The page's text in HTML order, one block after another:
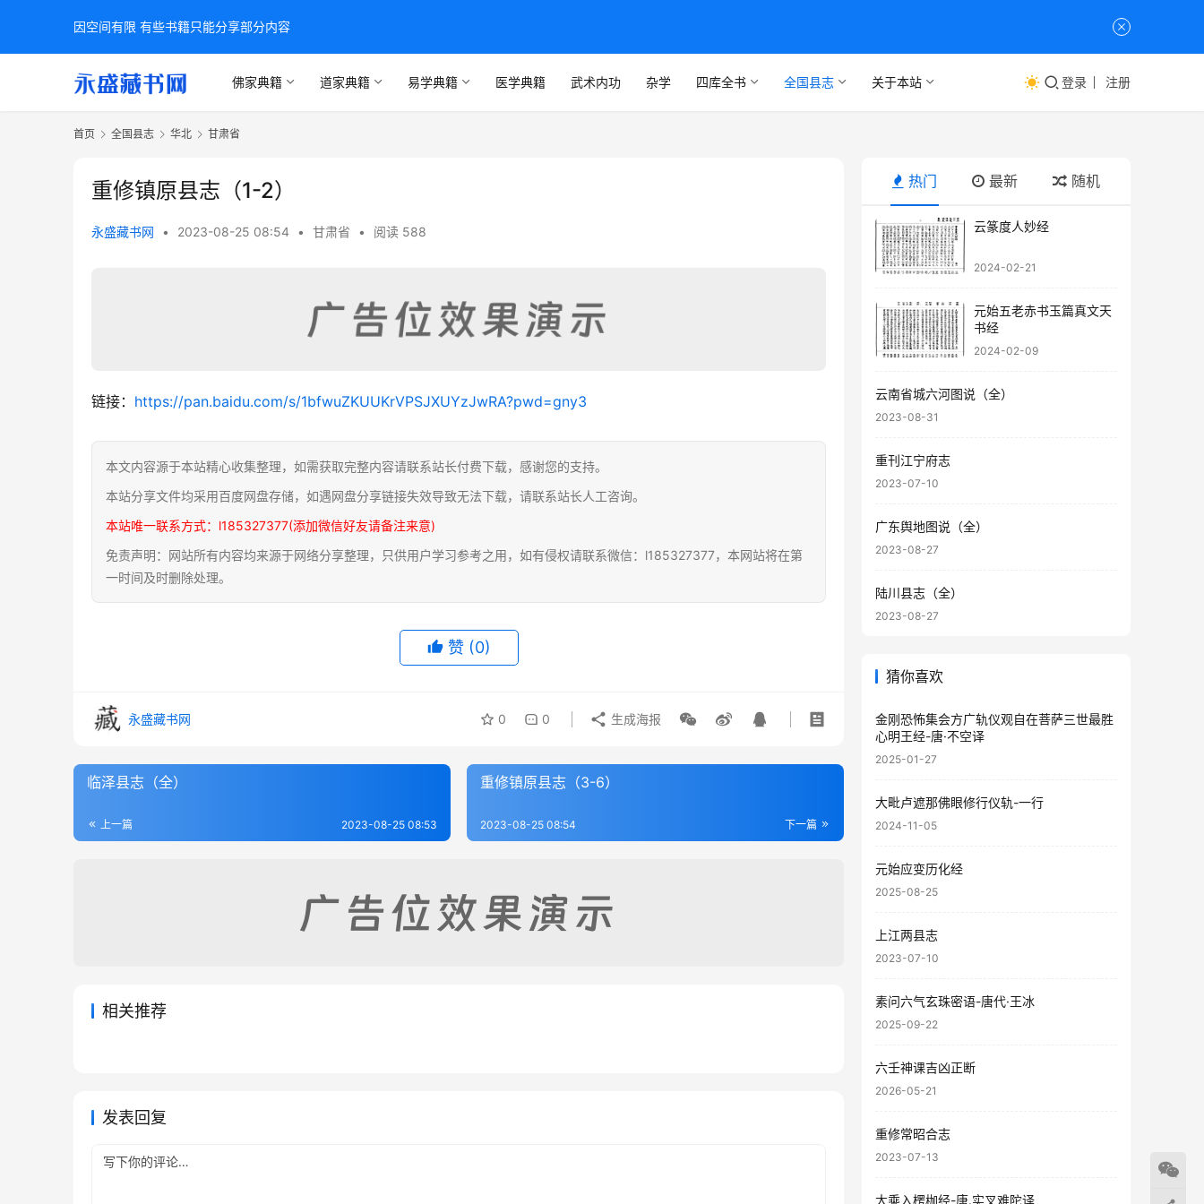
佛家典籍 道家典籍 易学典籍 医学典籍 武术内功 杂学 四库全书 全国县志 关于本站 登录 注册
首页 全国县志 华北 甘肃省
重修镇原县志（1-2）
永盛藏书网 • 2023-08-25 08:54 • 甘肃省 • 阅读 588
链接： https://pan.baidu.com/s/1bfwuZKUUKrVPSJXUYzJwRA?pwd=gny3
本文内容源于本站精心收集整理，如需获取完整内容请联系站长付费下载，感谢您的支持。
本站分享文件均采用百度网盘存储，如遇网盘分享链接失效导致无法下载，请联系站长人工咨询。
本站唯一联系方式：l185327377(添加微信好友请备注来意)
免责声明：网站所有内容均来源于网络分享整理，只供用户学习参考之用，如有侵权请联系微信：l185327377，本网站将在第
一时间及时删除处理。
赞 (0)
永盛藏书网 0 0 生成海报
临泽县志（全）
上一篇 2023-08-25 08:53
重修镇原县志（3-6）
下一篇
2023-08-25 08:54
相关推荐
发表回复
热门 最新 随机
云篆度人妙经
2024-02-21
元始五老赤书玉篇真文天
书经
2024-02-09
云南省城六河图说（全）
2023-08-31
重刊江宁府志
2023-07-10
广东舆地图说（全）
2023-08-27
陆川县志（全）
2023-08-27
猜你喜欢
金刚恐怖集会方广轨仪观自在菩萨三世最胜
心明王经-唐·不空译
2025-01-27
大毗卢遮那佛眼修行仪轨-一行
2024-11-05
元始应变历化经
2025-08-25
上江两县志
2023-07-10
素问六气玄珠密语-唐代·王冰
2025-09-22
六壬神课吉凶正断
2026-05-21
重修常昭合志
2023-07-13
大乘入楞枷经-唐.实叉难陀译
因空间有限 有些书籍只能分享部分内容